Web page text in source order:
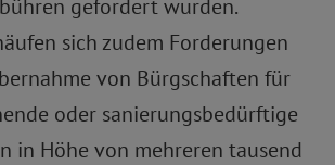
gefordert wurden.
sich zudem Forderungen
von Bürgschaften für
oder sanierungsbedürftige
in Höhe von mehreren tausend